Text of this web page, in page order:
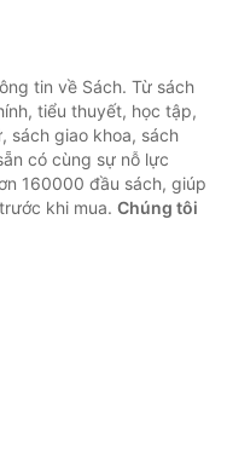
tin về Sách. Từ sách
tiểu thuyết, học tập,
sách giao khoa, sách
có cùng sự nỗ lực
160000 đầu sách, giúp
khi mua. Chúng tôi